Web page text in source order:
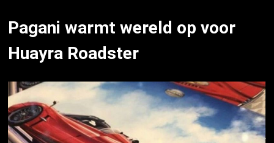
Pagani warmt wereld op voor
Huayra Roadster